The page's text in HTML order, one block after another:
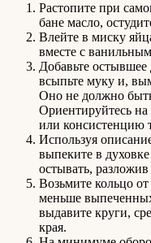
Растопите при
бане масло,
Влейте в миску
вместе с
Добавьте остывшее
всыпьте муку и,
Оно не должно
Ориентируйтесь
или консистенцию
Используя
выпеките в
остывать,
Возьмите кольцо
меньше
выдавите круги,
края.